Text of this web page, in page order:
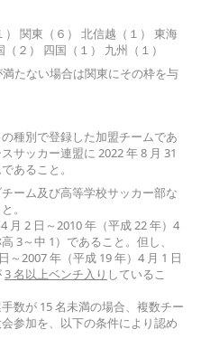
関東（６） 北信越（１） 東海
（２） 四国（１） 九州（１）
たない場合は関東にその枠を与
種別で登録した加盟チームであ
サッカー連盟に 2022 年 8 月 31
あること。
ーム及び高等学校サッカー部な
。
月 2 日～2010 年（平成 22 年）4
3～中 1）であること。但し、
～2007 年（平成 19 年）4 月 1 日
3 名以上ベンチ入り しているこ
数が 15 名未満の場合、複数チー
参加を、以下の条件により認め